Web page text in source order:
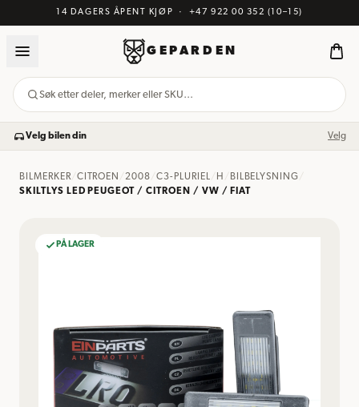
14 DAGERS ÅPENT KJØP · +47 922 00 352 (10–15)
GEPARDEN
Søk etter deler, merker eller SKU…
Velg bilen din Velg
BILMERKER/ CITROEN /2008 /C3-PLURIEL H BILBELYSNING
SKILTLYS LED PEUGEOT / CITROEN / VW / FIAT
PÅ LAGER